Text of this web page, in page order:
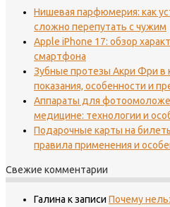
Нишевая парфюмерия: как
сложно перепутать с чужим
Apple iPhone 17: обзор
смартфона
Зубные протезы Акри Фри в
показания, особенности и
Аппараты для
медицине: технологии и
Подарочные карты на
правила применения и
Свежие комментарии
Галина к записи Почему